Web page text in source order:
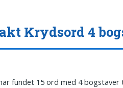
Krydsord 4
fundet 15 ord med 4